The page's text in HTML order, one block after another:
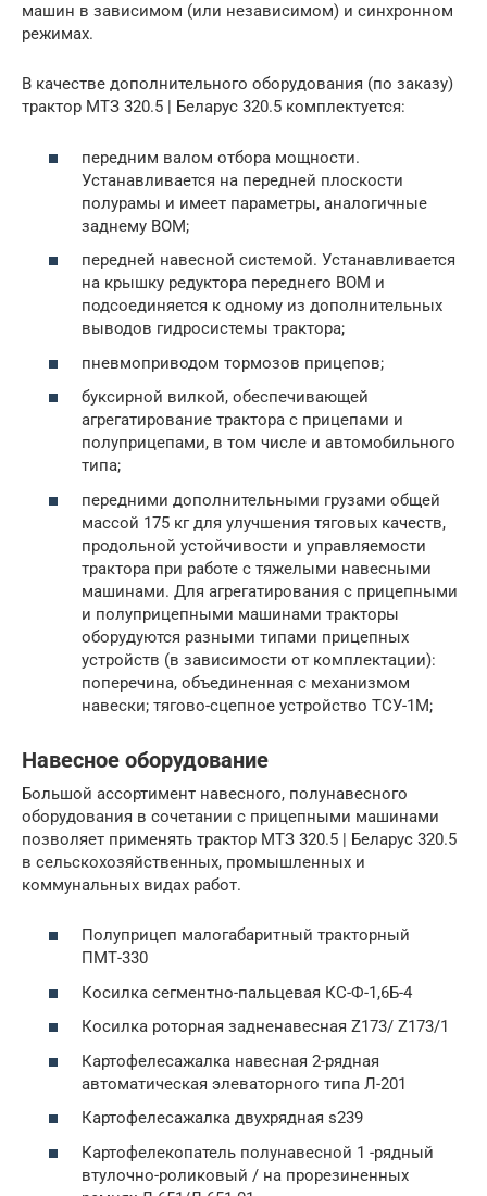
машин в зависимом (или независимом) и синхронном
режимах.
В качестве дополнительного оборудования (по заказу)
трактор МТЗ 320.5 | Беларус 320.5 комплектуется:
передним валом отбора мощности.
Устанавливается на передней плоскости
полурамы и имеет параметры, аналогичные
заднему ВОМ;
передней навесной системой. Устанавливается
на крышку редуктора переднего ВОМ и
подсоединяется к одному из дополнительных
выводов гидросистемы трактора;
пневмоприводом тормозов прицепов;
буксирной вилкой, обеспечивающей
агрегатирование трактора с прицепами и
полуприцепами, в том числе и автомобильного
типа;
передними дополнительными грузами общей
массой 175 кг для улучшения тяговых качеств,
продольной устойчивости и управляемости
трактора при работе с тяжелыми навесными
машинами. Для агрегатирования с прицепными
и полуприцепными машинами тракторы
оборудуются разными типами прицепных
устройств (в зависимости от комплектации):
поперечина, объединенная с механизмом
навески; тягово-сцепное устройство ТСУ-1М;
Навесное оборудование
Большой ассортимент навесного, полунавесного
оборудования в сочетании с прицепными машинами
позволяет применять трактор МТЗ 320.5 | Беларус 320.5
в сельскохозяйственных, промышленных и
коммунальных видах работ.
Полуприцеп малогабаритный тракторный
ПМТ-330
Косилка сегментно-пальцевая КС-Ф-1,6Б-4
Косилка роторная задненавесная Z173/ Z173/1
Картофелесажалка навесная 2-рядная
автоматическая элеваторного типа Л-201
Картофелесажалка двухрядная s239
Картофелекопатель полунавесной 1 -рядный
втулочно-роликовый / на прорезиненных